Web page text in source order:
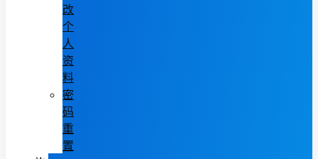
改
个
人
资
料
密
码
重
置